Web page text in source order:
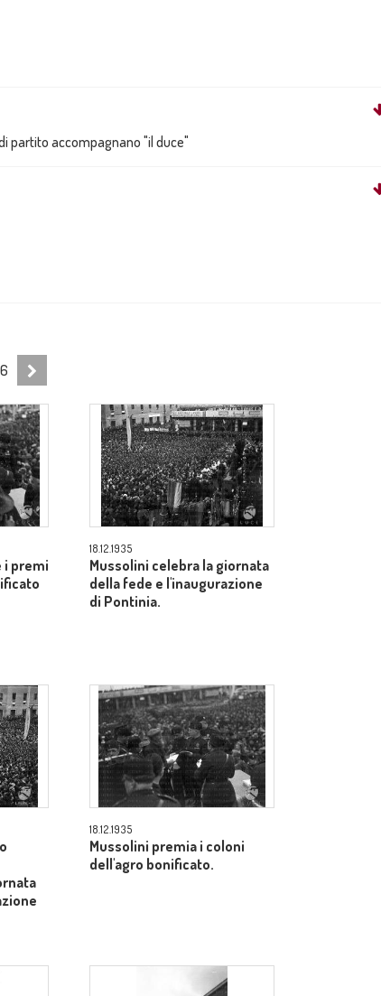
partito accompagnano "il duce"
6
i premi
18.12.1935
Mussolini celebra la giornata
della fede e l'inaugurazione
di Pontinia.
18.12.1935
Mussolini premia i coloni
dell'agro bonificato.